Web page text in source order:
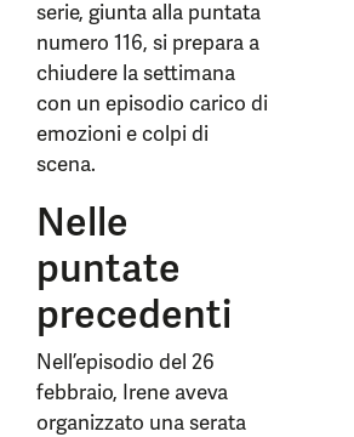
serie, giunta alla puntata
numero 116, si prepara a
chiudere la settimana
con un episodio carico di
emozioni e colpi di
scena.
Nelle
puntate
precedenti
Nell’episodio del 26
febbraio, Irene aveva
organizzato una serata